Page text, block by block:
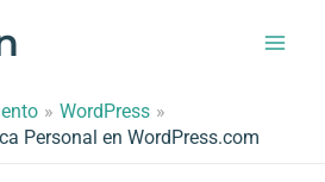
WordPress
Personal en WordPress.com